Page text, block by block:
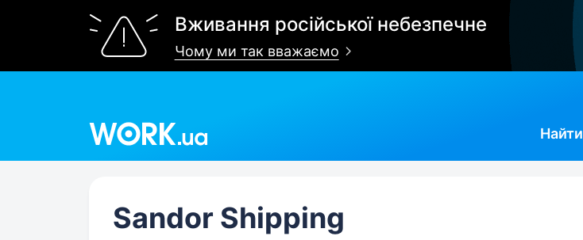
Вживання російської небезпечне
Чому ми так вважаємо
Найти
Sandor Shipping